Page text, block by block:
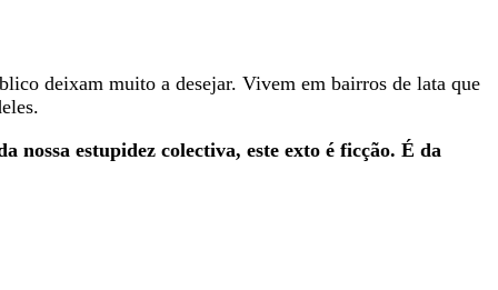
deixam muito a desejar. Vivem em bairros de lata que
nossa estupidez colectiva, este exto é ficção. É da